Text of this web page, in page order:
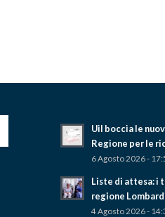
Uil boccia le
Regione per le
6 Agosto 2026 -
Liste di attesa: i
regione
4 Agosto 2026 -